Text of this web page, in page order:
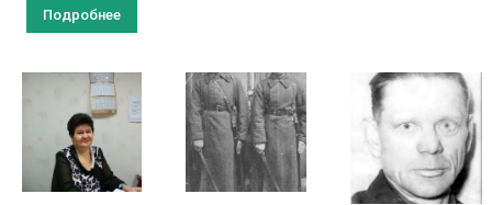
Подробнее